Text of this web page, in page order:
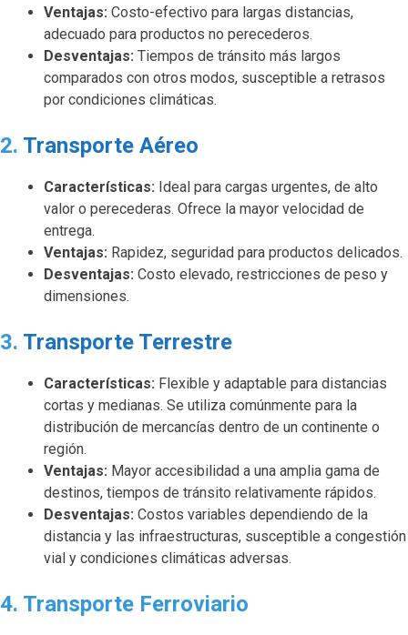
Ventajas: Costo-efectivo para largas distancias,
adecuado para productos no perecederos.
Desventajas: Tiempos de tránsito más largos
comparados con otros modos, susceptible a retrasos
por condiciones climáticas.
2. Transporte Aéreo
Características: Ideal para cargas urgentes, de alto
valor o perecederas. Ofrece la mayor velocidad de
entrega.
Ventajas: Rapidez, seguridad para productos delicados.
Desventajas: Costo elevado, restricciones de peso y
dimensiones.
3. Transporte Terrestre
Características: Flexible y adaptable para distancias
cortas y medianas. Se utiliza comúnmente para la
distribución de mercancías dentro de un continente o
región.
Ventajas: Mayor accesibilidad a una amplia gama de
destinos, tiempos de tránsito relativamente rápidos.
Desventajas: Costos variables dependiendo de la
distancia y las infraestructuras, susceptible a congestión
vial y condiciones climáticas adversas.
4. Transporte Ferroviario